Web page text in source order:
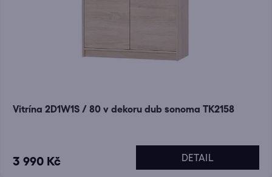
Vitrína 2D1W1S / 80 v dekoru dub sonoma TK2158
3 990 Kč DETAIL